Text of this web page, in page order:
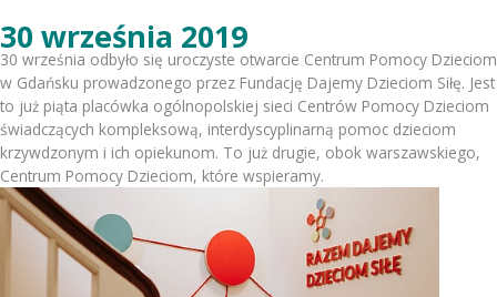
30 września 2019
30 września odbyło się uroczyste otwarcie Centrum Pomocy Dzieciom
w Gdańsku prowadzonego przez Fundację Dajemy Dzieciom Siłę. Jest
to już piąta placówka ogólnopolskiej sieci Centrów Pomocy Dzieciom
świadczących kompleksową, interdyscyplinarną pomoc dzieciom
krzywdzonym i ich opiekunom. To już drugie, obok warszawskiego,
Centrum Pomocy Dzieciom, które wspieramy.